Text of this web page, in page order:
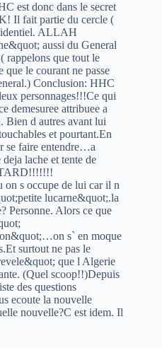
est donc dans le secret
Il fait partie du cercle (
ALLAH
aussi du General
que tout le
que le courant ne passe
Conclusion: HHC
personnages!!!Ce qui
demesuree attribuee a
d autres avant lui
et pourtant.En
se faire entendre…a
lache et tente de
TARD!!!!!!!
on s occupe de lui car il n
lucarne&quot;.la
Personne. Alors ce que
s` en moque
surtout ne pas le
que l Algerie
(Quel scoop!!)Depuis
des questions
ecoute la nouvelle
nouvelle?C est idem. Il